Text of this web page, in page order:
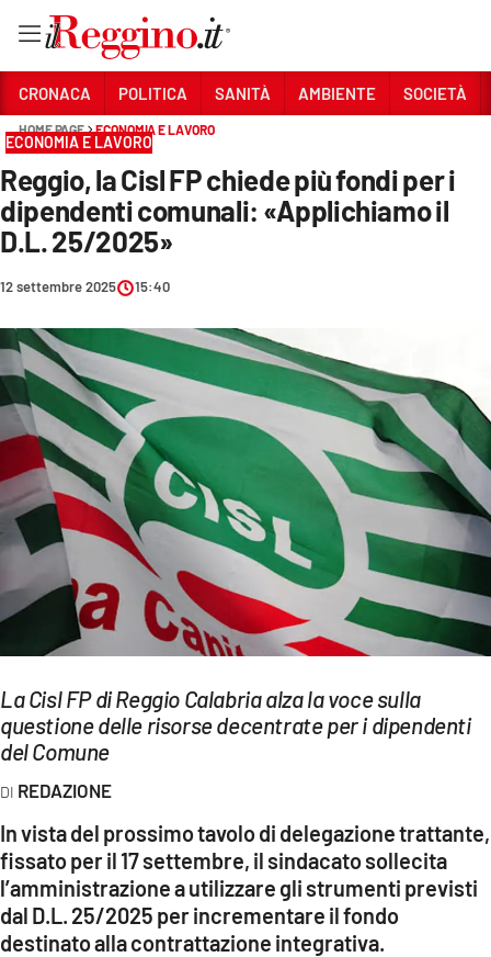
Sezioni
CRONACA
POLITICA
SANITÀ
AMBIENTE
SOCIETÀ
CULTURA
ECONOMIA E LAVORO
EVENTI
SPORT
Streaming
LAC NETWORK
LAC ONAIR
LaC
Network
LACPLAY.IT
LACTV.IT
CRONACA POLITICA SANITÀ AMBIENTE SOCIETÀ
HOME PAGE ECONOMIA E LAVORO
ECONOMIA E LAVORO
Reggio, la Cisl FP chiede più fondi per i
dipendenti comunali: «Applichiamo il
D.L. 25/2025»
12 settembre 2025 15:40
La Cisl FP di Reggio Calabria alza la voce sulla
questione delle risorse decentrate per i dipendenti
del Comune
REDAZIONE
In vista del prossimo tavolo di delegazione trattante,
fissato per il 17 settembre, il sindacato sollecita
l’amministrazione a utilizzare gli strumenti previsti
dal D.L. 25/2025 per incrementare il fondo
destinato alla contrattazione integrativa.